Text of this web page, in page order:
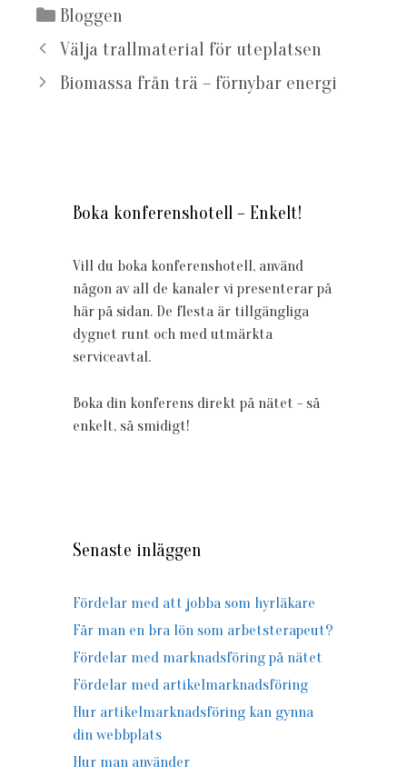
Kategorier
Bloggen
Välja trallmaterial för uteplatsen
Biomassa från trä – förnybar energi
Boka konferenshotell – Enkelt!
Vill du boka konferenshotell, använd
någon av all de kanaler vi presenterar på
här på sidan. De flesta är tillgängliga
dygnet runt och med utmärkta
serviceavtal.
Boka din konferens direkt på nätet - så
enkelt, så smidigt!
Senaste inläggen
Fördelar med att jobba som hyrläkare
Får man en bra lön som arbetsterapeut?
Fördelar med marknadsföring på nätet
Fördelar med artikelmarknadsföring
Hur artikelmarknadsföring kan gynna
din webbplats
Hur man använder